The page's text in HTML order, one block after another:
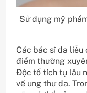
Sử dụng mỹ
Các bác sĩ da
điểm thường
Độc tố tích tụ lâu
về ung thư da.